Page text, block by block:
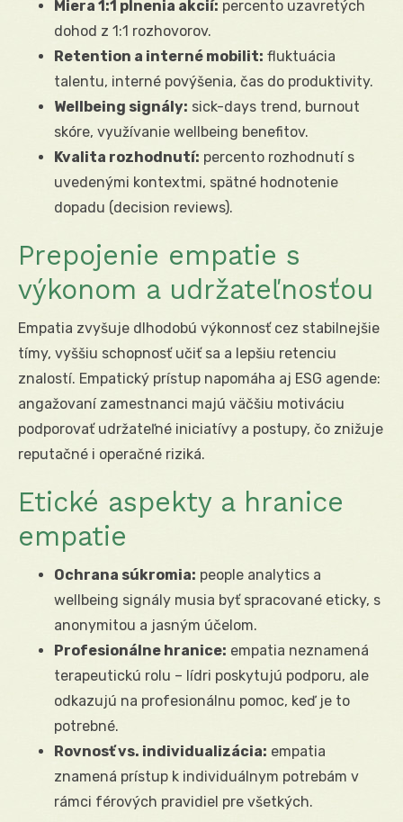
Miera 1:1 plnenia akcií: percento uzavretých
dohod z 1:1 rozhovorov.
Retention a interné mobilit: fluktuácia
talentu, interné povýšenia, čas do produktivity.
Wellbeing signály: sick-days trend, burnout
skóre, využívanie wellbeing benefitov.
Kvalita rozhodnutí: percento rozhodnutí s
uvedenými kontextmi, spätné hodnotenie
dopadu (decision reviews).
Prepojenie empatie s
výkonom a udržateľnosťou
Empatia zvyšuje dlhodobú výkonnosť cez stabilnejšie
tímy, vyššiu schopnosť učiť sa a lepšiu retenciu
znalostí. Empatický prístup napomáha aj ESG agende:
angažovaní zamestnanci majú väčšiu motiváciu
podporovať udržateľné iniciatívy a postupy, čo znižuje
reputačné i operačné riziká.
Etické aspekty a hranice
empatie
Ochrana súkromia: people analytics a
wellbeing signály musia byť spracované eticky, s
anonymitou a jasným účelom.
Profesionálne hranice: empatia neznamená
terapeutickú rolu – lídri poskytujú podporu, ale
odkazujú na profesionálnu pomoc, keď je to
potrebné.
Rovnosť vs. individualizácia: empatia
znamená prístup k individuálnym potrebám v
rámci férových pravidiel pre všetkých.